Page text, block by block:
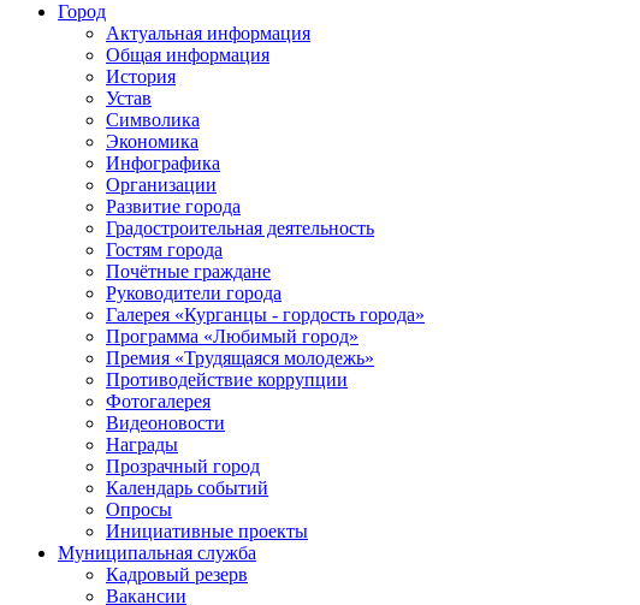
Город
Актуальная информация
Общая информация
История
Устав
Символика
Экономика
Инфографика
Организации
Развитие города
Градостроительная деятельность
Гостям города
Почётные граждане
Руководители города
Галерея «Курганцы - гордость города»
Программа «Любимый город»
Премия «Трудящаяся молодежь»
Противодействие коррупции
Фотогалерея
Видеоновости
Награды
Прозрачный город
Календарь событий
Опросы
Инициативные проекты
Муниципальная служба
Кадровый резерв
Вакансии